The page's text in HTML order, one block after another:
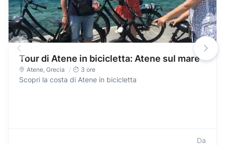
Tour di Atene in bicicletta: Atene sul mare
Atene, Grecia 3 ore
Scopri la costa di Atene in bicicletta
Da